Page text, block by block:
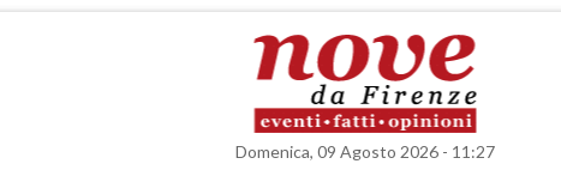
Domenica, 09 Agosto 2026 - 11:27